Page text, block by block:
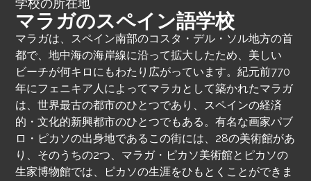
学校の所在地
マラガのスペイン語学校
マラガは、スペイン南部のコスタ・デル・ソル地方の首
都で、地中海の海岸線に沿って拡大したため、美しい
ビーチが何キロにもわたり広がっています。紀元前770
年にフェニキア人によってマラカとして築かれたマラガ
は、世界最古の都市のひとつであり、スペインの経済
的・文化的新興都市のひとつでもある。有名な画家パブ
ロ・ピカソの出身地であるこの街には、28の美術館があ
り、そのうちの2つ、マラガ・ピカソ美術館とピカソの
生家博物館では、ピカソの生涯をひもとくことができま